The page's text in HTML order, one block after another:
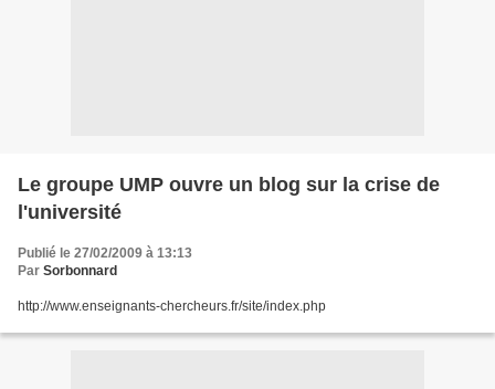
Le groupe UMP ouvre un blog sur la crise de
l'université
Publié le 27/02/2009 à 13:13
Par Sorbonnard
http://www.enseignants-chercheurs.fr/site/index.php